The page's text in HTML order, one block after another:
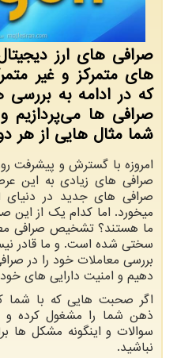
صرافی های ارز
های متمرکز و غیر
که در ادامه به بررسی
صرافی ها می‌پردازیم
شما مثال هایی از هر
امروزه با گسترش و پیشرفت
صرافی های زیادی به این
صرافی های جدید در دنیای
میخورد. اما کدام یک از این
ما هستند؟ تشخیص صرافی
سختی شده است. و ما قادر
بررسی معاملات خود را در
دهیم و امنیت دارایی های خود
اگر صحبت هایی که با شما
ذهن شما را مشغول کرده
سوالات و اینگونه مشکل ها
نباشید.